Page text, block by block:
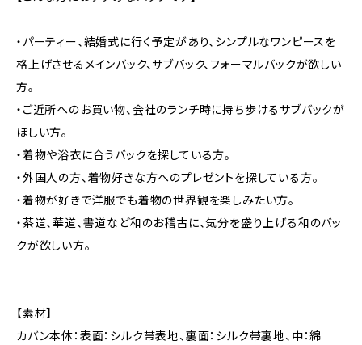
・パーティー、結婚式に行く予定があり、シンプルなワンピースを
格上げさせるメインバック、サブバック、フォーマルバックが欲しい
方。
・ご近所へのお買い物、会社のランチ時に持ち歩けるサブバックが
ほしい方。
・着物や浴衣に合うバックを探している方。
・外国人の方、着物好きな方へのプレゼントを探している方。
・着物が好きで洋服でも着物の世界観を楽しみたい方。
・茶道、華道、書道など和のお稽古に、気分を盛り上げる和のバッ
クが欲しい方。
【素材】
カバン本体：表面：シルク帯表地、裏面：シルク帯裏地、中：綿